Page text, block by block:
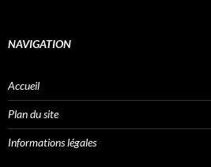
NAVIGATION
Accueil
Plan du site
Informations légales